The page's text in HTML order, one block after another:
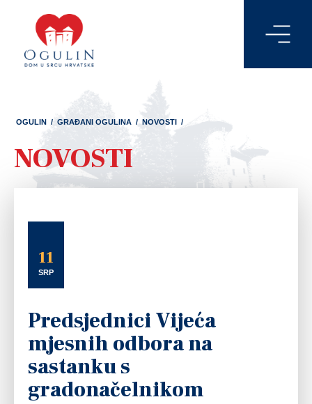
OGULIN / GRAĐANI OGULINA / NOVOSTI /
NOVOSTI
11
SRP
Predsjednici Vijeća
mjesnih odbora na
sastanku s
gradonačelnikom